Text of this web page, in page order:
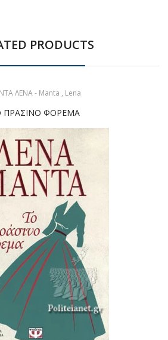
PRODUCTS
ΛΕΝΑ - Manta , Lena
ΠΡΑΣΙΝΟ ΦΟΡΕΜΑ